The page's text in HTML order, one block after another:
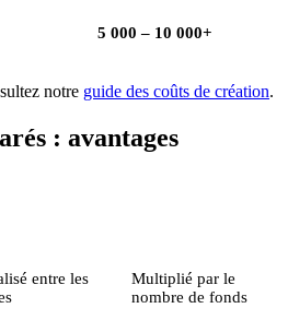
5 000 – 10 000+
notre guide des coûts de création.
: avantages
entre les
Multiplié par le
nombre de fonds